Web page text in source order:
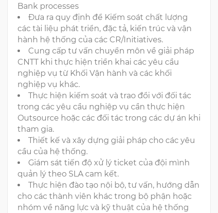
Bank processes
Đưa ra quy định để Kiếm soát chất lượng
các tài liệu phát triển, đặc tả, kiến trúc và vận
hành hệ thống của các CR/Initiatives.
Cung cấp tư vấn chuyển môn về giải pháp
CNTT khi thực hiện triển khai các yêu cầu
nghiệp vụ từ Khối Vận hành và các khối
nghiệp vụ khác.
Thực hiện kiếm soát và trao đổi với đối tác
trong các yêu cầu nghiệp vụ cần thực hiện
Outsource hoặc các đối tác trong các dự án khi
tham gia.
Thiết kế và xây dựng giải pháp cho các yêu
cầu của hệ thống.
Giám sát tiến độ xử lý ticket của đội mình
quản lý theo SLA cam kết.
Thực hiện đào tạo nội bộ, tư vấn, hướng dẫn
cho các thành viên khác trong bộ phận hoặc
nhóm về năng lực và kỹ thuật của hệ thống